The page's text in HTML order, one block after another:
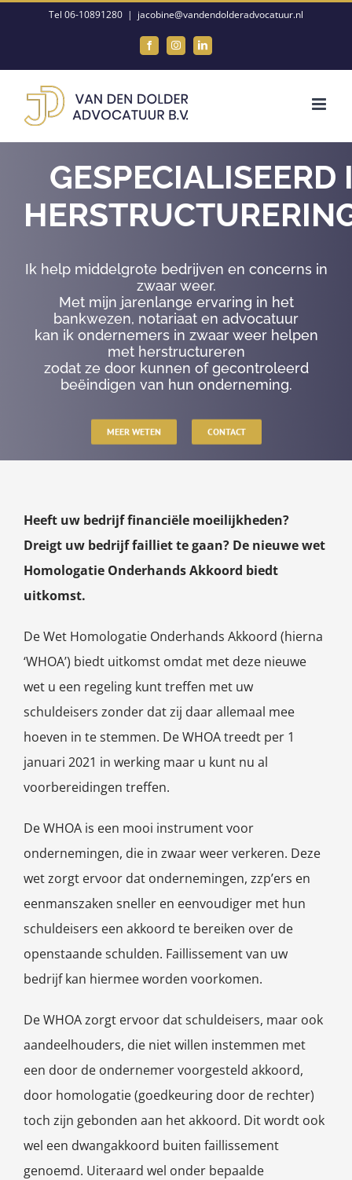
Tel 06-10891280 | jacobine@vandendolderadvocatuur.nl
FacebookInstagramLinkedIn
GESPECIALISEERD
Ik help middelgrote bedrijven en concerns in
zwaar weer.
Met mijn jarenlange ervaring in het
bankwezen, notariaat en advocatuur
kan ik ondernemers in zwaar weer helpen
met herstructureren
zodat ze door kunnen of gecontroleerd
beëindigen van hun onderneming.
MEER WETEN CONTACT
Heeft uw bedrijf financiële moeilijkheden?
Dreigt uw bedrijf failliet te gaan? De nieuwe wet
Homologatie Onderhands Akkoord biedt
uitkomst.
De Wet Homologatie Onderhands Akkoord (hierna
‘WHOA’) biedt uitkomst omdat met deze nieuwe
wet u een regeling kunt treffen met uw
schuldeisers zonder dat zij daar allemaal mee
hoeven in te stemmen. De WHOA treedt per 1
januari 2021 in werking maar u kunt nu al
voorbereidingen treffen.
De WHOA is een mooi instrument voor
ondernemingen, die in zwaar weer verkeren. Deze
wet zorgt ervoor dat ondernemingen, zzp’ers en
eenmanszaken sneller en eenvoudiger met hun
schuldeisers een akkoord te bereiken over de
openstaande schulden. Faillissement van uw
bedrijf kan hiermee worden voorkomen.
De WHOA zorgt ervoor dat schuldeisers, maar ook
aandeelhouders, die niet willen instemmen met
een door de ondernemer voorgesteld akkoord,
door homologatie (goedkeuring door de rechter)
toch zijn gebonden aan het akkoord. Dit wordt ook
wel een dwangakkoord buiten faillissement
genoemd. Uiteraard wel onder bepaalde